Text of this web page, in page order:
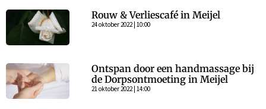
Rouw & Verliescafé in Meijel
24 oktober 2022 | 10:00
Ontspan door een handmassage bij
de Dorpsontmoeting in Meijel
21 oktober 2022 | 14:00